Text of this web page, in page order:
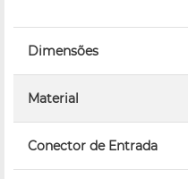
Dimensões
Material
Conector de Entrada